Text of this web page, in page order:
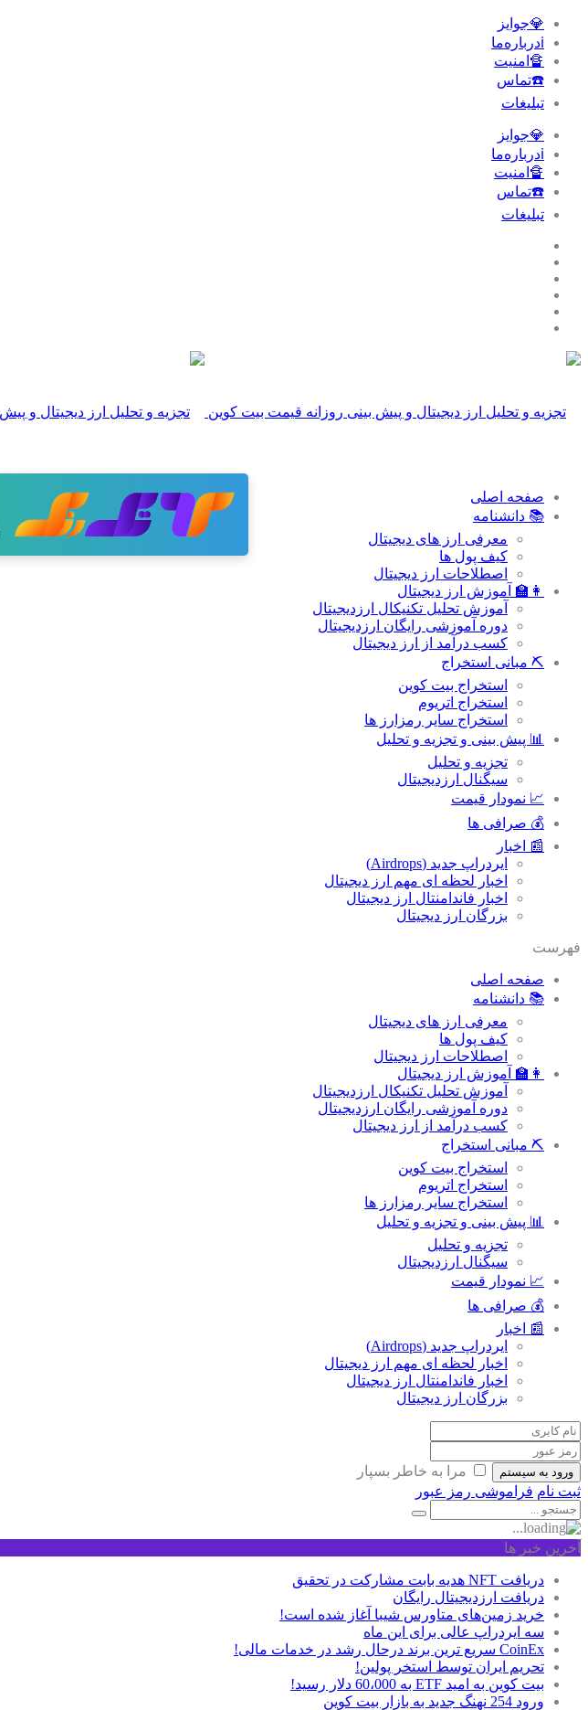
💎جوایز
ℹ️درباره‌ما
🔏امنیت
☎️تماس
تبلیغات‌
💎جوایز
ℹ️درباره‌ما
🔏امنیت
☎️تماس
تبلیغات‌
صفحه اصلی
📚 دانشنامه
معرفی ارز های دیجیتال
کیف پول ها
اصطلاحات ارز دیجیتال
👩‍🏫 آموزش ارز دیجیتال
آموزش تحلیل تکنیکال ارزدیجیتال
دوره آموزشی رایگان ارزدیجیتال
کسب درآمد از ارز دیجیتال
⛏ مبانی استخراج
استخراج بیت کوین
استخراج اتریوم
استخراج سایر رمزارز ها
📊 پیش بینی و تجزیه و تحلیل
تجزیه و تحلیل
سیگنال ارزدیجیتال
📈 نمودار قیمت
💰 صرافی ها
📰 اخبار
ایردراپ جدید (Airdrops)
اخبار لحظه ای مهم ارز دیجیتال
اخبار فاندامنتال ارز دیجیتال
بزرگان ارز دیجیتال
فهرست
صفحه اصلی
📚 دانشنامه
معرفی ارز های دیجیتال
کیف پول ها
اصطلاحات ارز دیجیتال
👩‍🏫 آموزش ارز دیجیتال
آموزش تحلیل تکنیکال ارزدیجیتال
دوره آموزشی رایگان ارزدیجیتال
کسب درآمد از ارز دیجیتال
⛏ مبانی استخراج
استخراج بیت کوین
استخراج اتریوم
استخراج سایر رمزارز ها
📊 پیش بینی و تجزیه و تحلیل
تجزیه و تحلیل
سیگنال ارزدیجیتال
📈 نمودار قیمت
💰 صرافی ها
📰 اخبار
ایردراپ جدید (Airdrops)
اخبار لحظه ای مهم ارز دیجیتال
اخبار فاندامنتال ارز دیجیتال
بزرگان ارز دیجیتال
ورود به سیستم
مرا به خاطر بسپار
ثبت نام فراموشی رمز عبور
آخرین خبر ها
دریافت NFT هدیه بابت مشارکت در تحقیق
دریافت ارزدیجیتال رایگان
خرید زمین‌های متاورس شیبا آغاز شده است!
سه ایردراپ عالی برای این ماه
CoinEx سریع ترین برند درحال رشد در خدمات مالی!
تحریم ایران توسط استخر پولین!
بیت کوین به امید ETF به 60،000 دلار رسید!
ورود 254 نهنگ جدید به بازار بیت کوین